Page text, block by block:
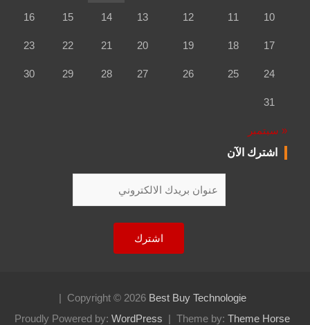
10
11
12
13
14
15
16
17
18
19
20
21
22
23
24
25
26
27
28
29
30
31
« سبتمبر
اشترك الآن
Copyright © 2026 Best Buy Technologie
Theme by: Theme Horse
Proudly Powered by: WordPress